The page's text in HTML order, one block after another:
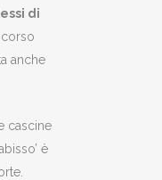
di
corso
anche
cascine
è